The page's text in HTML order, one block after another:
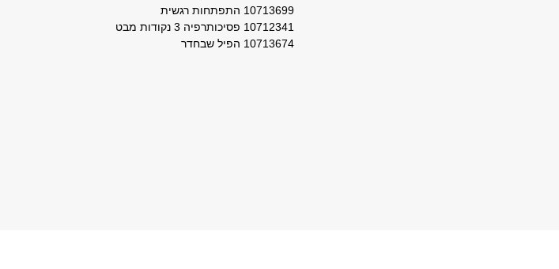
10713699 התפתחות רגשית
10712341 פסיכותרפיה 3 נקודות מבט
10713674 הפיל שבחדר